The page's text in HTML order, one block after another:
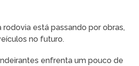
está passando por obras,
no futuro.
enfrenta um pouco de